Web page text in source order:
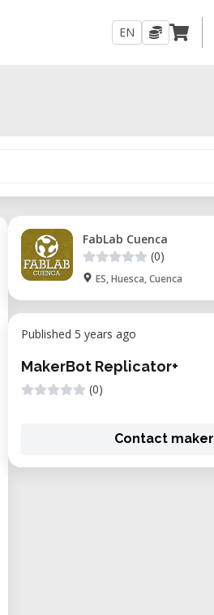
EN
FabLab Cuenca
(0)
ES, Huesca, Cuenca
Published 5 years ago
MakerBot Replicator+
(0)
Contact maker